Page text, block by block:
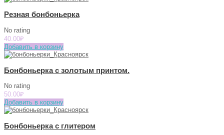
Резная бонбоньерка
No rating
40.00₽
Добавить в корзину
Бонбоньерка с золотым принтом.
No rating
50.00₽
Добавить в корзину
Бонбоньерка с глитером